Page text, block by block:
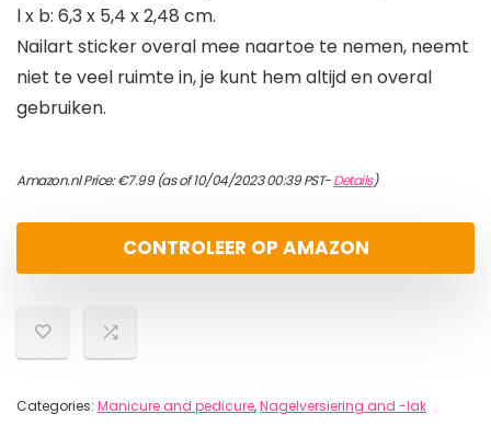
l x b: 6,3 x 5,4 x 2,48 cm.
Nailart sticker overal mee naartoe te nemen, neemt
niet te veel ruimte in, je kunt hem altijd en overal
gebruiken.
Amazon.nl Price:€7.99(as of 10/04/2023 00:39 PST-Details)
CONTROLEER OP AMAZON
Categories: Manicure and pedicure,Nagelversiering and -lak